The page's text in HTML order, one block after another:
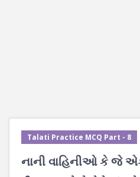
Talati Practice MCQ Part - 8
નાની વાહિનીઓ કે જે